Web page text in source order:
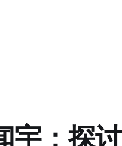
宇：探